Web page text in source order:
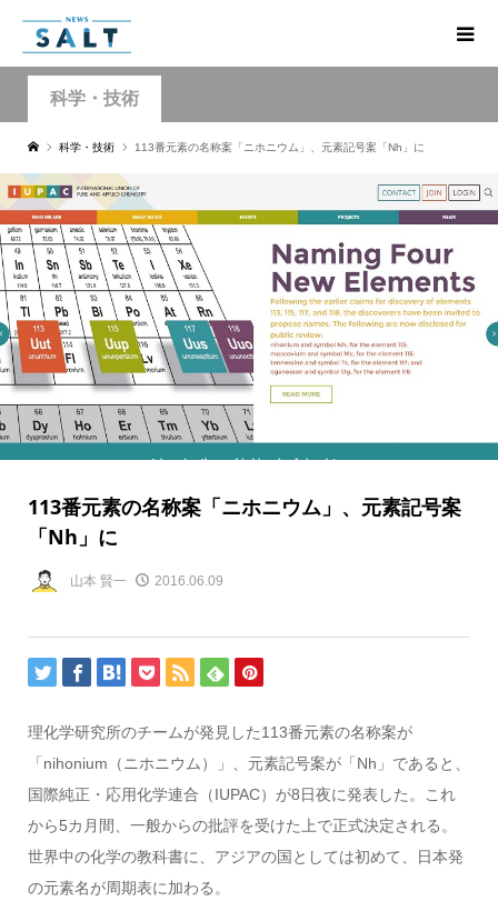
科学・技術
科学・技術 113番元素の名称案「ニホニウム」、元素記号案「Nh」に
113番元素の名称案「ニホニウム」、元素記号案
「Nh」に
山本 賢一 2016.06.09
理化学研究所のチームが発見した113番元素の名称案が
「nihonium（ニホニウム）」、元素記号案が「Nh」であると、
国際純正・応用化学連合（IUPAC）が8日夜に発表した。これ
から5カ月間、一般からの批評を受けた上で正式決定される。
世界中の化学の教科書に、アジアの国としては初めて、日本発
の元素名が周期表に加わる。